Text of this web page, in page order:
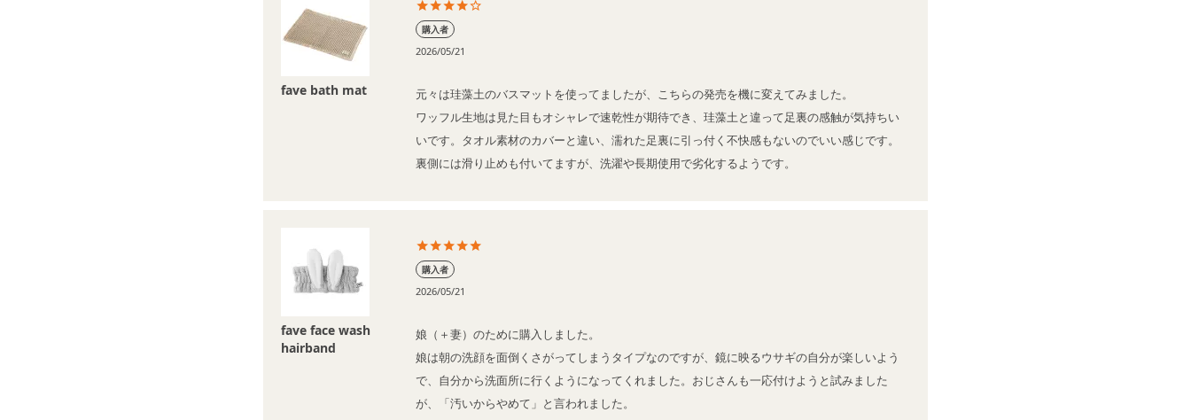
fave bath mat
購入者
2026/05/21
元々は珪藻土のバスマットを使ってましたが、こちらの発売を機に変えてみました。
ワッフル生地は見た目もオシャレで速乾性が期待でき、珪藻土と違って足裏の感触が気持ちい
いです。タオル素材のカバーと違い、濡れた足裏に引っ付く不快感もないのでいい感じです。
裏側には滑り止めも付いてますが、洗濯や長期使用で劣化するようです。
fave face wash
hairband
購入者
2026/05/21
娘（＋妻）のために購入しました。
娘は朝の洗顔を面倒くさがってしまうタイプなのですが、鏡に映るウサギの自分が楽しいよう
で、自分から洗面所に行くようになってくれました。おじさんも一応付けようと試みました
が、「汚いからやめて」と言われました。